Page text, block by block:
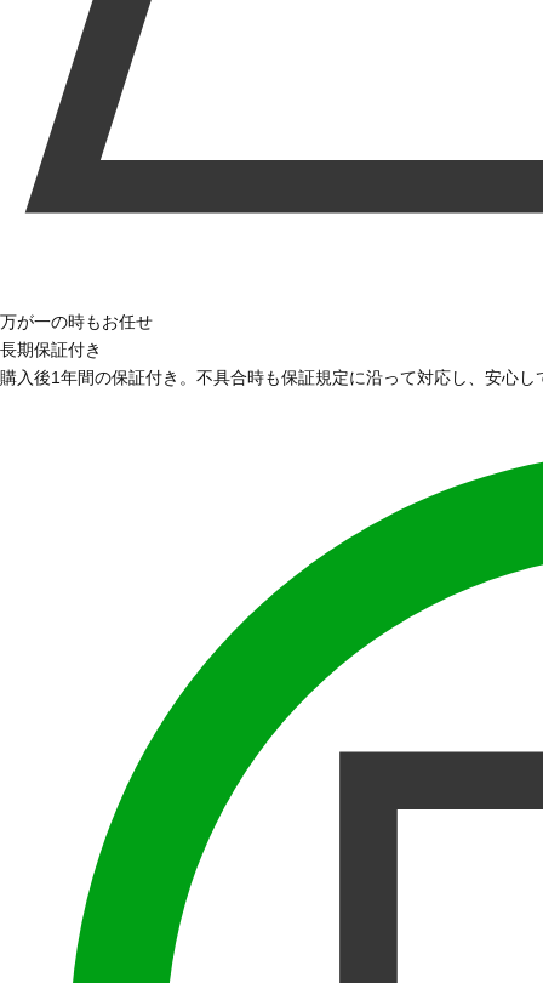
万が一の時もお任せ
長期保証付き
購入後1年間の保証付き。不具合時も保証規定に沿って対応し、安心